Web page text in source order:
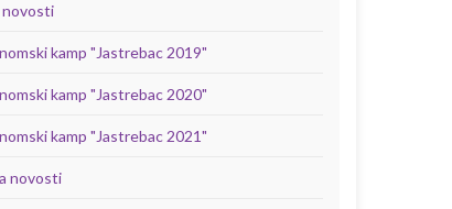
kamp "Jastrebac 2019"
kamp "Jastrebac 2020"
kamp "Jastrebac 2021"
novosti